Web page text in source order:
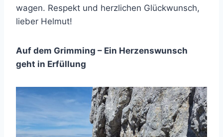
wagen. Respekt und herzlichen Glückwunsch,
lieber Helmut!
Auf dem Grimming – Ein Herzenswunsch
geht in Erfüllung